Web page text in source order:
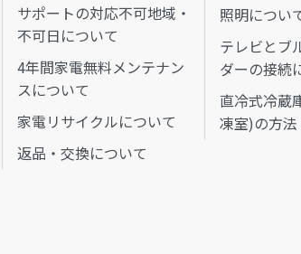
サポートの対応不可地域・
不可日について
4年間家電無料メンテナン
スについて
家電リサイクルについて
返品・交換について
照明につい
テレビとブ
ダーの接続
直冷式冷蔵
凍室)の方法